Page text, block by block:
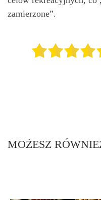
zamierzone”.
MOŻESZ